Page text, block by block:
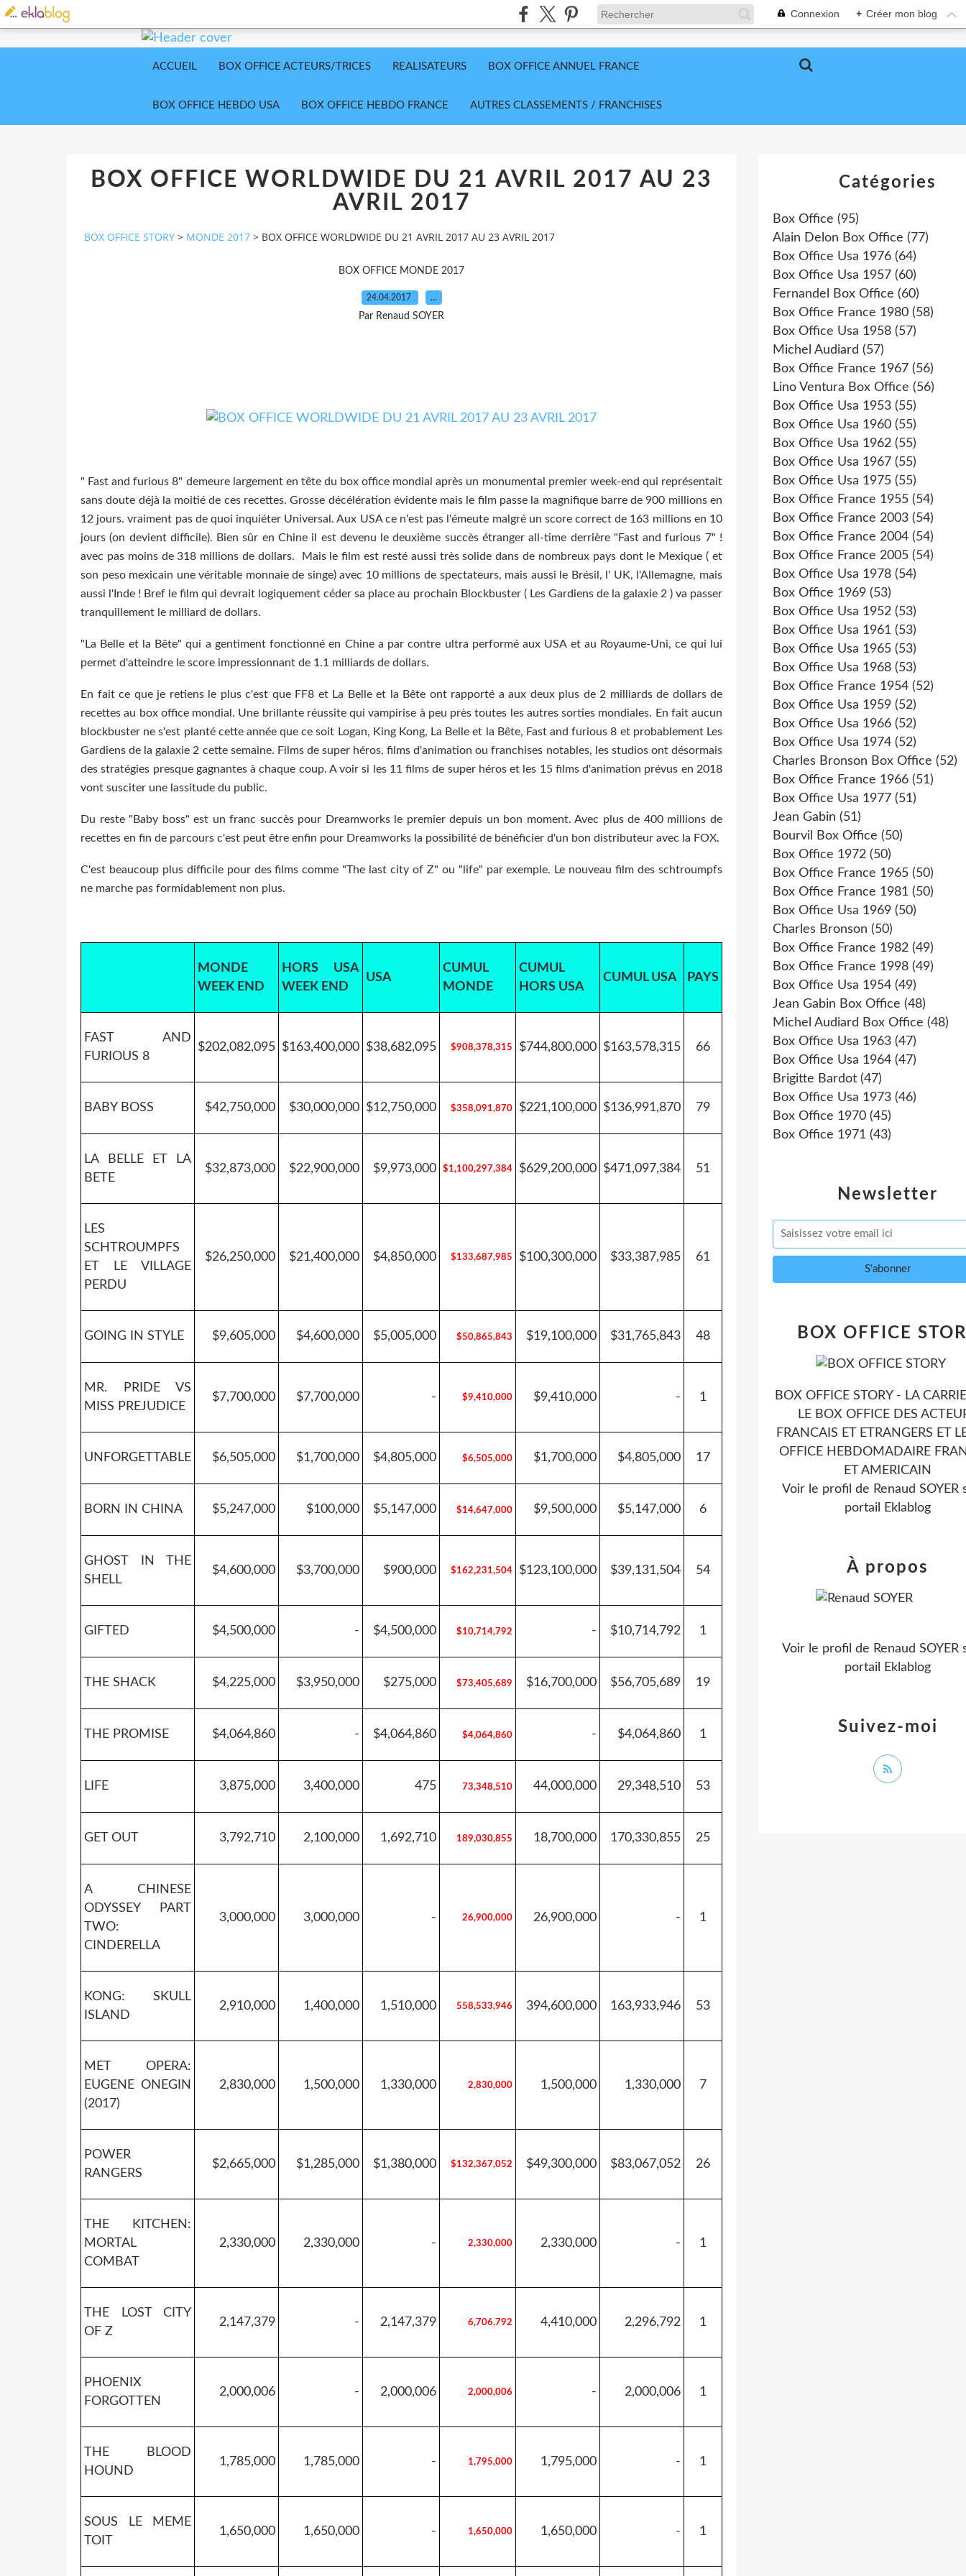
Connexion + Créer mon blog
ACCUEIL BOX OFFICE ACTEURS/TRICES REALISATEURS BOX OFFICE ANNUEL FRANCE
BOX OFFICE HEBDO USA BOX OFFICE HEBDO FRANCE AUTRES CLASSEMENTS / FRANCHISES
BOX OFFICE WORLDWIDE DU 21 AVRIL 2017 AU 23
AVRIL 2017
BOX OFFICE STORY > MONDE 2017 > BOX OFFICE WORLDWIDE DU 21 AVRIL 2017 AU 23 AVRIL 2017
BOX OFFICE MONDE 2017
24.04.2017 …
Par Renaud SOYER
" Fast and furious 8" demeure largement en tête du box office mondial après un monumental premier week-end qui représentait
sans doute déjà la moitié de ces recettes. Grosse décélération évidente mais le film passe la magnifique barre de 900 millions en
12 jours. vraiment pas de quoi inquiéter Universal. Aux USA ce n'est pas l'émeute malgré un score correct de 163 millions en 10
jours (on devient difficile). Bien sûr en Chine il est devenu le deuxième succès étranger all-time derrière "Fast and furious 7" !
avec pas moins de 318 millions de dollars. Mais le film est resté aussi très solide dans de nombreux pays dont le Mexique ( et
son peso mexicain une véritable monnaie de singe) avec 10 millions de spectateurs, mais aussi le Brésil, l' UK, l'Allemagne, mais
aussi l'Inde ! Bref le film qui devrait logiquement céder sa place au prochain Blockbuster ( Les Gardiens de la galaxie 2 ) va passer
tranquillement le milliard de dollars.
"La Belle et la Bête" qui a gentiment fonctionné en Chine a par contre ultra performé aux USA et au Royaume-Uni, ce qui lui
permet d'atteindre le score impressionnant de 1.1 milliards de dollars.
En fait ce que je retiens le plus c'est que FF8 et La Belle et la Bête ont rapporté a aux deux plus de 2 milliards de dollars de
recettes au box office mondial. Une brillante réussite qui vampirise à peu près toutes les autres sorties mondiales. En fait aucun
blockbuster ne s'est planté cette année que ce soit Logan, King Kong, La Belle et la Bête, Fast and furious 8 et probablement Les
Gardiens de la galaxie 2 cette semaine. Films de super héros, films d'animation ou franchises notables, les studios ont désormais
des stratégies presque gagnantes à chaque coup. A voir si les 11 films de super héros et les 15 films d'animation prévus en 2018
vont susciter une lassitude du public.
Du reste "Baby boss" est un franc succès pour Dreamworks le premier depuis un bon moment. Avec plus de 400 millions de
recettes en fin de parcours c'est peut être enfin pour Dreamworks la possibilité de bénéficier d'un bon distributeur avec la FOX.
C'est beaucoup plus difficile pour des films comme "The last city of Z" ou "life" par exemple. Le nouveau film des schtroumpfs
ne marche pas formidablement non plus.
MONDE
WEEK END
HORS USA
WEEK END
USA
CUMUL
MONDE
CUMUL
HORS USA
CUMUL USA PAYS
FAST AND
FURIOUS 8
$202,082,095 $163,400,000 $38,682,095 $908,378,315 $744,800,000 $163,578,315 66
BABY BOSS $42,750,000 $30,000,000 $12,750,000 $358,091,870 $221,100,000 $136,991,870 79
LA BELLE ET LA
BETE
$32,873,000 $22,900,000 $9,973,000 $1,100,297,384 $629,200,000 $471,097,384 51
LES
SCHTROUMPFS
ET LE VILLAGE
PERDU
$26,250,000 $21,400,000 $4,850,000 $133,687,985 $100,300,000 $33,387,985 61
GOING IN STYLE $9,605,000 $4,600,000 $5,005,000 $50,865,843 $19,100,000 $31,765,843 48
MR. PRIDE VS
MISS PREJUDICE
$7,700,000 $7,700,000 - $9,410,000 $9,410,000 - 1
UNFORGETTABLE $6,505,000 $1,700,000 $4,805,000 $6,505,000 $1,700,000 $4,805,000 17
BORN IN CHINA $5,247,000 $100,000 $5,147,000 $14,647,000 $9,500,000 $5,147,000 6
GHOST IN THE
SHELL
$4,600,000 $3,700,000 $900,000 $162,231,504 $123,100,000 $39,131,504 54
GIFTED $4,500,000 - $4,500,000 $10,714,792 - $10,714,792 1
THE SHACK $4,225,000 $3,950,000 $275,000 $73,405,689 $16,700,000 $56,705,689 19
THE PROMISE $4,064,860 - $4,064,860 $4,064,860 - $4,064,860 1
LIFE 3,875,000 3,400,000 475 73,348,510 44,000,000 29,348,510 53
GET OUT 3,792,710 2,100,000 1,692,710 189,030,855 18,700,000 170,330,855 25
A CHINESE
ODYSSEY PART
TWO:
CINDERELLA
3,000,000 3,000,000 - 26,900,000 26,900,000 - 1
KONG: SKULL
ISLAND
2,910,000 1,400,000 1,510,000 558,533,946 394,600,000 163,933,946 53
MET OPERA:
EUGENE ONEGIN
(2017)
2,830,000 1,500,000 1,330,000 2,830,000 1,500,000 1,330,000 7
POWER
RANGERS
$2,665,000 $1,285,000 $1,380,000 $132,367,052 $49,300,000 $83,067,052 26
THE KITCHEN:
MORTAL
COMBAT
2,330,000 2,330,000 - 2,330,000 2,330,000 - 1
THE LOST CITY
OF Z
2,147,379 - 2,147,379 6,706,792 4,410,000 2,296,792 1
PHOENIX
FORGOTTEN
2,000,006 - 2,000,006 2,000,006 - 2,000,006 1
THE BLOOD
HOUND
1,785,000 1,785,000 - 1,795,000 1,795,000 - 1
SOUS LE MEME
TOIT
1,650,000 1,650,000 - 1,650,000 1,650,000 - 1
Newsletter
Catégories
Box Office (95)
Alain Delon Box Office (77)
Box Office Usa 1976 (64)
Box Office Usa 1957 (60)
Fernandel Box Office (60)
Box Office France 1980 (58)
Box Office Usa 1958 (57)
Michel Audiard (57)
Box Office France 1967 (56)
Lino Ventura Box Office (56)
Box Office Usa 1953 (55)
Box Office Usa 1960 (55)
Box Office Usa 1962 (55)
Box Office Usa 1967 (55)
Box Office Usa 1975 (55)
Box Office France 1955 (54)
Box Office France 2003 (54)
Box Office France 2004 (54)
Box Office France 2005 (54)
Box Office Usa 1978 (54)
Box Office 1969 (53)
Box Office Usa 1952 (53)
Box Office Usa 1961 (53)
Box Office Usa 1965 (53)
Box Office Usa 1968 (53)
Box Office France 1954 (52)
Box Office Usa 1959 (52)
Box Office Usa 1966 (52)
Box Office Usa 1974 (52)
Charles Bronson Box Office (52)
Box Office France 1966 (51)
Box Office Usa 1977 (51)
Jean Gabin (51)
Bourvil Box Office (50)
Box Office 1972 (50)
Box Office France 1965 (50)
Box Office France 1981 (50)
Box Office Usa 1969 (50)
Charles Bronson (50)
Box Office France 1982 (49)
Box Office France 1998 (49)
Box Office Usa 1954 (49)
Jean Gabin Box Office (48)
Michel Audiard Box Office (48)
Box Office Usa 1963 (47)
Box Office Usa 1964 (47)
Brigitte Bardot (47)
Box Office Usa 1973 (46)
Box Office 1970 (45)
Box Office 1971 (43)
BOX OFFICE
BOX OFFICE STORY - LA
LE BOX OFFICE DES
FRANCAIS ET ETRANGERS ET
OFFICE HEBDOMADAIRE
ET AMERICAIN
Voir le profil de Renaud SOYER
portail Eklablog
Suivez-moi
À propos
Voir le profil de Renaud SOYER
portail Eklablog